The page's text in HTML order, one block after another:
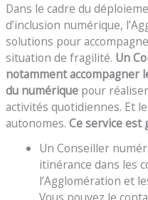
Dans le cadre du
d’inclusion numérique,
solutions pour
situation de fragilité. Un
notamment accompagner
du numérique pour
activités quotidiennes. Et
autonomes.Ce service
Un Conseiller
itinérance dans les
l’Agglomération et